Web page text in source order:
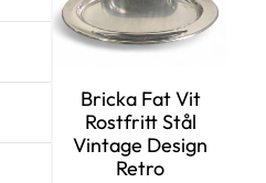
Bricka Fat Vit
Rostfritt Stål
Vintage Design
Retro